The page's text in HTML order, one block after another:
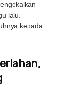
lalu,
kepada